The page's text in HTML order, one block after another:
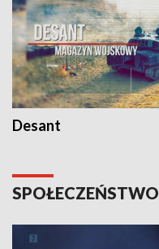
Desant
SPOŁECZEŃSTWO